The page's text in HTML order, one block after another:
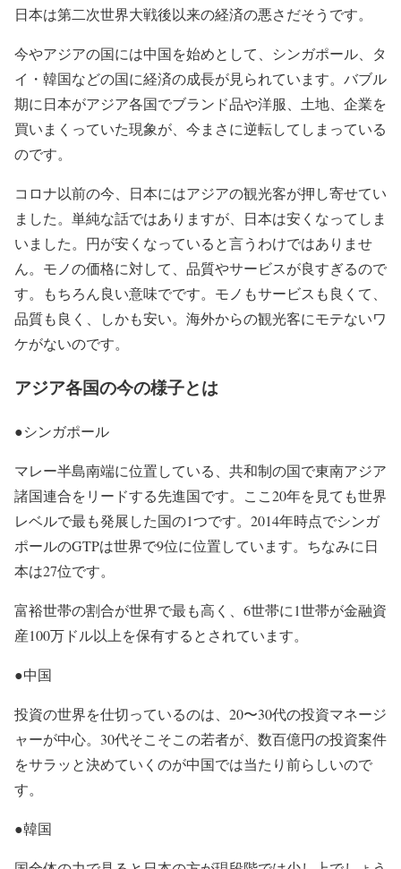
日本は第二次世界大戦後以来の経済の悪さだそうです。
今やアジアの国には中国を始めとして、シンガポール、タ
イ・韓国などの国に経済の成長が見られています。バブル
期に日本がアジア各国でブランド品や洋服、土地、企業を
買いまくっていた現象が、今まさに逆転してしまっている
のです。
コロナ以前の今、日本にはアジアの観光客が押し寄せてい
ました。単純な話ではありますが、日本は安くなってしま
いました。円が安くなっていると言うわけではありませ
ん。モノの価格に対して、品質やサービスが良すぎるので
す。もちろん良い意味でです。モノもサービスも良くて、
品質も良く、しかも安い。海外からの観光客にモテないワ
ケがないのです。
アジア各国の今の様子とは
●シンガポール
マレー半島南端に位置している、共和制の国で東南アジア
諸国連合をリードする先進国です。ここ20年を見ても世界
レベルで最も発展した国の1つです。2014年時点でシンガ
ポールのGTPは世界で9位に位置しています。ちなみに日
本は27位です。
富裕世帯の割合が世界で最も高く、6世帯に1世帯が金融資
産100万ドル以上を保有するとされています。
●中国
投資の世界を仕切っているのは、20〜30代の投資マネージ
ャーが中心。30代そこそこの若者が、数百億円の投資案件
をサラッと決めていくのが中国では当たり前らしいので
す。
●韓国